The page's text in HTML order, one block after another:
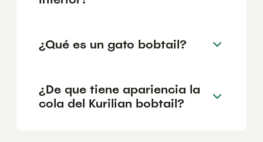
¿Qué es un gato bobtail?
¿De que tiene apariencia la
cola del Kurilian bobtail?